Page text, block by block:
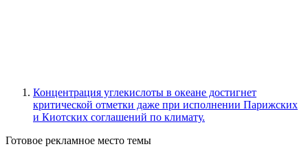
Концентрация углекислоты в океане достигнет
критической отметки даже при исполнении Парижских
и Киотских соглашений по климату.
Готовое рекламное место темы